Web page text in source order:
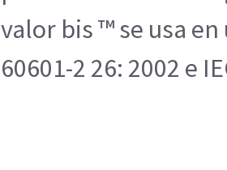
valor bis ™ se usa
60601-2 26: 2002 e